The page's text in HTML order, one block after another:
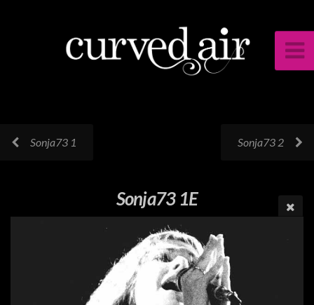
Sonja73 1 Sonja73 2
Sonja73 1E